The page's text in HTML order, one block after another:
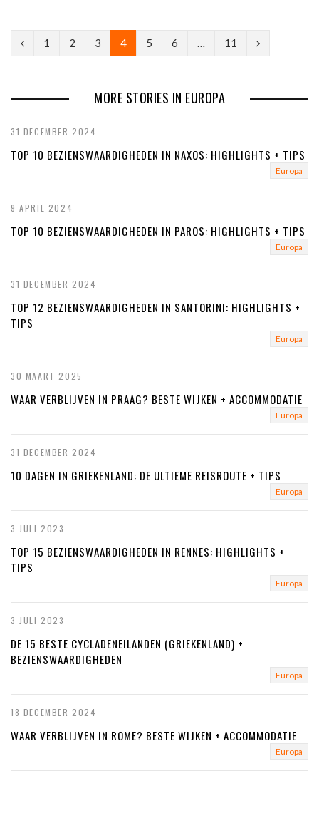
P
u
1 2 3 4 5 6 … 11
N
MORE STORIES IN EUROPA
31 DECEMBER 2024
TOP 10 BEZIENSWAARDIGHEDEN IN NAXOS: HIGHLIGHTS + TIPS
Europa
9 APRIL 2024
TOP 10 BEZIENSWAARDIGHEDEN IN PAROS: HIGHLIGHTS + TIPS
Europa
31 DECEMBER 2024
TOP 12 BEZIENSWAARDIGHEDEN IN SANTORINI: HIGHLIGHTS +
TIPS
Europa
30 MAART 2025
WAAR VERBLIJVEN IN PRAAG? BESTE WIJKEN + ACCOMMODATIE
Europa
31 DECEMBER 2024
10 DAGEN IN GRIEKENLAND: DE ULTIEME REISROUTE + TIPS
Europa
3 JULI 2023
TOP 15 BEZIENSWAARDIGHEDEN IN RENNES: HIGHLIGHTS +
TIPS
Europa
3 JULI 2023
DE 15 BESTE CYCLADENEILANDEN (GRIEKENLAND) +
BEZIENSWAARDIGHEDEN
Europa
18 DECEMBER 2024
WAAR VERBLIJVEN IN ROME? BESTE WIJKEN + ACCOMMODATIE
Europa